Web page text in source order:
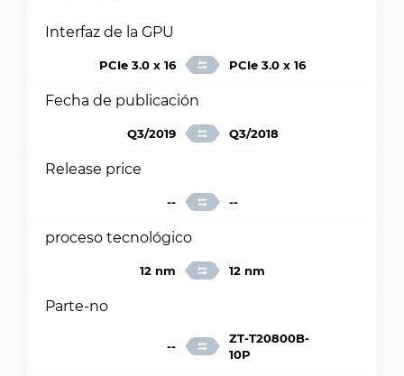
Interfaz de la GPU
PCIe 3.0 x 16 PCIe 3.0 x 16
Fecha de publicación
Q3/2019 Q3/2018
Release price
-- --
proceso tecnológico
12 nm 12 nm
Parte-no
--
ZT-T20800B-
10P